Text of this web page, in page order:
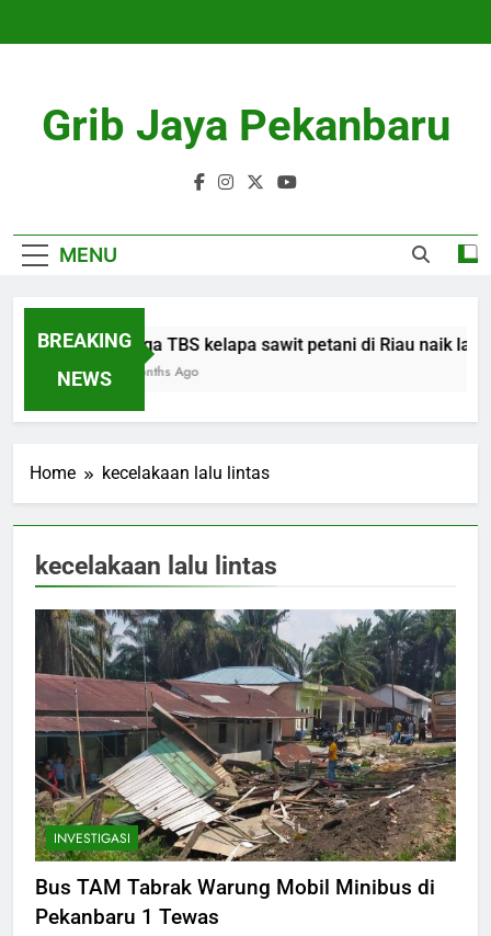
Grib Jaya Pekanbaru
MENU
BREAKING
NEWS
Harga TBS kelapa sawit petani di Riau naik lagi
4 Months Ago
Home kecelakaan lalu lintas
kecelakaan lalu lintas
INVESTIGASI
Bus TAM Tabrak Warung Mobil Minibus di
Pekanbaru 1 Tewas